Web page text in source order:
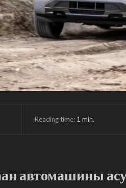
Reading time: 1 min.
автомашины